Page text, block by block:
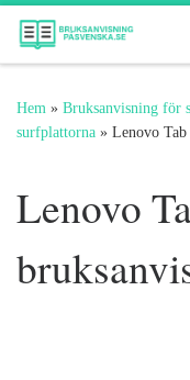
Hoppa till innehåll
Hem » Bruksanvisning för
surfplattorna » Lenovo
Lenovo